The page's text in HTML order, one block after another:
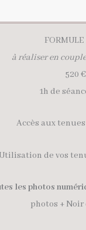
FORMULE
à réaliser en
520 €
1h de
Accès aux
Utilisation de vos
les photos
photos + Noir